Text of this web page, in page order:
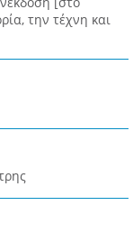
την τέχνη και